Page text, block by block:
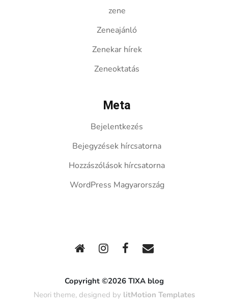
zene
Zeneajánló
Zenekar hírek
Zeneoktatás
Meta
Bejelentkezés
Bejegyzések hírcsatorna
Hozzászólások hírcsatorna
WordPress Magyarország
Copyright ©2026 TIXA blog
Neori theme, designed by litMotion Templates